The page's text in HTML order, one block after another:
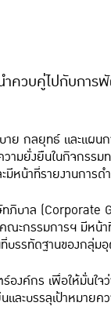
ควบคู่ไปกับกา
ย กลยุทธ์ และแผ
ามยั่งยืนในกิจกร
น้าที่รายงานการ
ภิบาล
กรรมการฯ มีหน้
บรรทัดฐานของกลุ่
กร เพื่อให้มั่นใจ
ละบรรลุเป้าหมายค